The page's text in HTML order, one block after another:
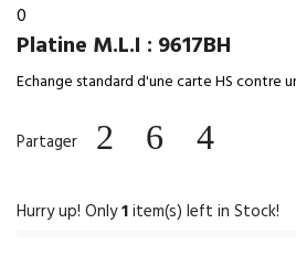
0
Platine M.L.I : 9617BH
Echange standard d'une carte HS contre
Partager
Hurry up! Only1item(s) left in Stock!